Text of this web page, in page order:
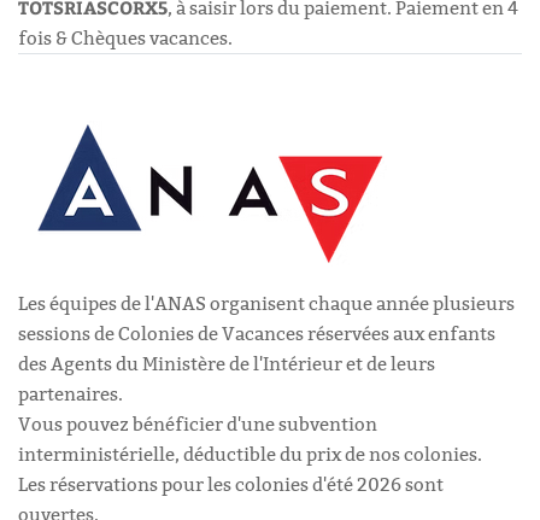
TOTSRIASCORX5, à saisir lors du paiement. Paiement en 4
fois & Chèques vacances.
Les équipes de l'ANAS organisent chaque année plusieurs
sessions de Colonies de Vacances réservées aux enfants
des Agents du Ministère de l'Intérieur et de leurs
partenaires.
Vous pouvez bénéficier d'une subvention
interministérielle, déductible du prix de nos colonies.
Les réservations pour les colonies d'été 2026 sont
ouvertes.